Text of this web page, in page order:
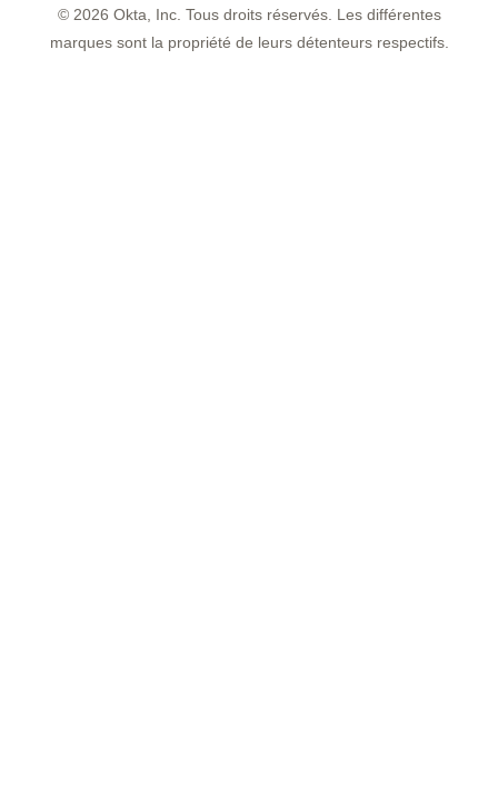
© 2026 Okta, Inc. Tous droits réservés. Les différentes
marques sont la propriété de leurs détenteurs respectifs.